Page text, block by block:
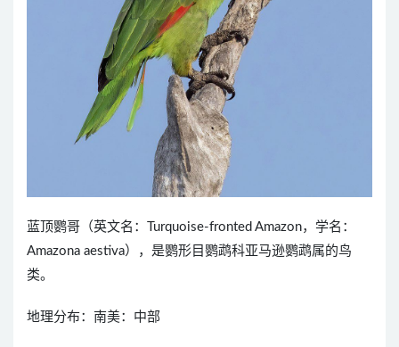
蓝顶鹦哥（英文名：Turquoise-fronted Amazon，学名：
Amazona aestiva），是鹦形目鹦鹉科亚马逊鹦鹉属的鸟
类。
地理分布：南美：中部